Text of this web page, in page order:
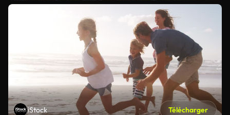
iStock Télécharger